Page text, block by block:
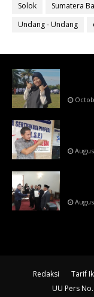
Solok
Sumatera
Undang - Undang
Redaksi Tarif
UU Pers